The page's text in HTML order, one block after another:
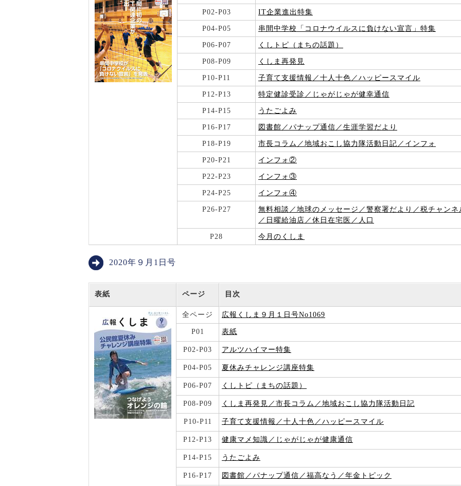
P02-P03 IT企業進出特集
P04-P05 串間中学校「コロナウイルスに負けない宣言」特集
P06-P07 くしトピ（まちの話題）
P08-P09 くしま再発見
P10-P11 子育て支援情報／十人十色／ハッピースマイル
P12-P13 特定健診受診／じゃがじゃが健幸通信
P14-P15 うたごよみ
P16-P17 図書館／パナップ通信／生涯学習だより
P18-P19 市長コラム／地域おこし協力隊活動日記／インフォ
P20-P21 インフォ②
P22-P23 インフォ③
P24-P25 インフォ④
P26-P27
無料相談／地球のメッセージ／警察署だより／税チャンネ
／日曜給油店／休日在宅医／人口
P28 今月のくしま
2020年９月1日号
表紙 ページ 目次
全ページ 広報くしま９月１日号No1069
P01 表紙
P02-P03 アルツハイマー特集
P04-P05 夏休みチャレンジ講座特集
P06-P07 くしトピ（まちの話題）
P08-P09 くしま再発見／市長コラム／地域おこし協力隊活動日記
P10-P11 子育て支援情報／十人十色／ハッピースマイル
P12-P13 健康マメ知識／じゃがじゃが健康通信
P14-P15 うたごよみ
P16-P17 図書館／パナップ通信／福高なう／年金トピック